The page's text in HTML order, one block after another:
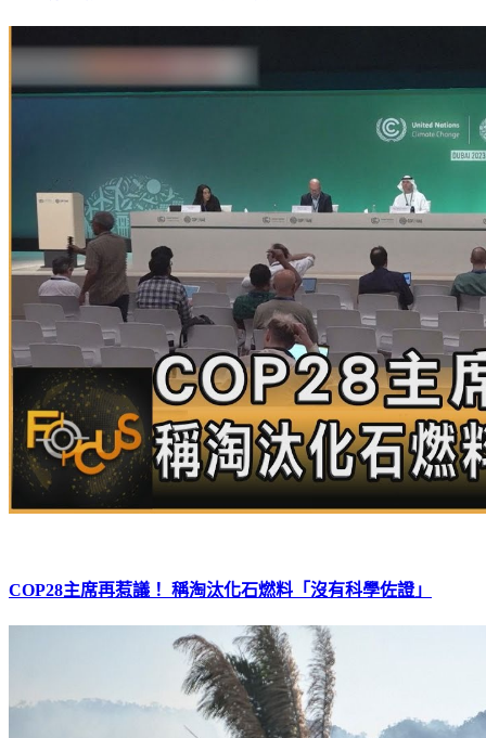
COP28主席再惹議！ 稱淘汰化石燃料「沒有科學佐證」